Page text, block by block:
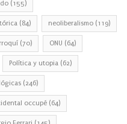
(155)
(84) neoliberalismo (119)
(70) ONU (64)
Política y utopia (62)
(246)
occupé (64)